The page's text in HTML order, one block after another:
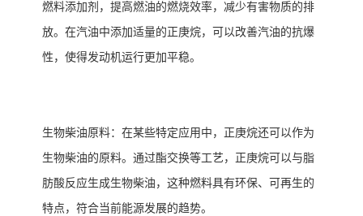
燃料添加剂，提高燃油的燃烧效率，减少有害物质的排
放。在汽油中添加适量的正庚烷，可以改善汽油的抗爆
性，使得发动机运行更加平稳。
‌生物柴油原料‌：在某些特定应用中，正庚烷还可以作为
生物柴油的原料。通过酯交换等工艺，正庚烷可以与脂
肪酸反应生成生物柴油，这种燃料具有环保、可再生的
特点，符合当前能源发展的趋势。